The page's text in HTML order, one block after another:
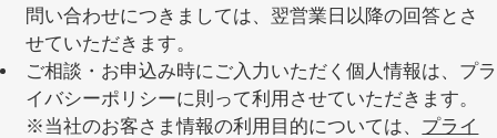
問い合わせにつきましては、翌営業日以降の回答とさ
せていただきます。
ご相談・お申込み時にご入力いただく個人情報は、プラ
イバシーポリシーに則って利用させていただきます。
※当社のお客さま情報の利用目的については、 プライ